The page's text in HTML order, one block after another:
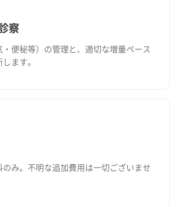
察
・便秘等）の管理と、適切な増量ペース
ます。
のみ。不明な追加費用は一切ございませ